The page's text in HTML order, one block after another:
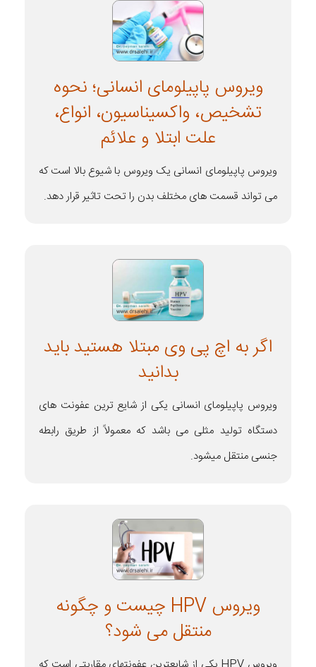
ویروس پاپیلومای انسانی؛ نحوه
تشخیص، واکسیناسیون، انواع،
علت ابتلا و علائم
ویروس پاپیلومای انسانی یک ویروس با شیوع بالا است که
می تواند قسمت های مختلف بدن را تحت تاثیر قرار دهد.
اگر به اچ پی وی مبتلا هستید باید
بدانید
ویروس پاپیلومای انسانی یکی از شایع ترین عفونت های
دستگاه تولید مثلی می باشد که معمولاً از طریق رابطه
جنسی منتقل میشود.
ویروس HPV چیست و چگونه
منتقل می شود؟